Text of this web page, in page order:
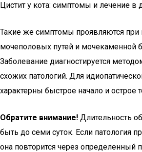
Цистит у кота: симптомы и лечение в
Такие же симптомы проявляются
мочеполовых путей и мочекаменной
Заболевание диагностируется
схожих патологий. Для
характерны быстрое начало и острое
Обратите внимание! Длительность
быть до семи суток. Если патология
она повторится через определенный